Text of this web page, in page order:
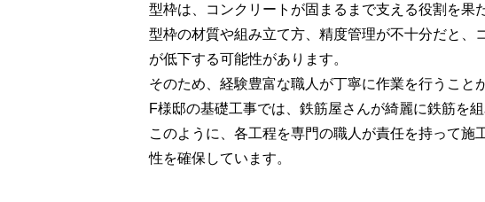
型枠は、コンクリートが固まるまで支える役割を果
型枠の材質や組み立て方、精度管理が不十分だと、
が低下する可能性があります。
そのため、経験豊富な職人が丁寧に作業を行うこと
F様邸の基礎工事では、鉄筋屋さんが綺麗に鉄筋を
このように、各工程を専門の職人が責任を持って
性を確保しています。